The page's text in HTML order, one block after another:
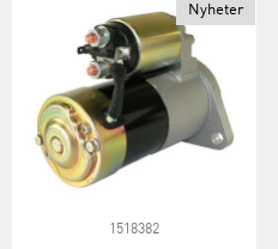
Nyheter
1518382